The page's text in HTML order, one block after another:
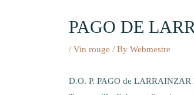
PAGO DE
/ Vin rouge / By Webmestre
D.O. P. PAGO de LARRAINZAR